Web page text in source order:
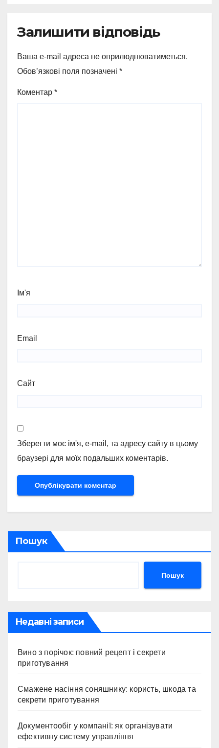
Залишити відповідь
Ваша e-mail адреса не оприлюднюватиметься.
Обов’язкові поля позначені *
Коментар *
Ім'я
Email
Сайт
Зберегти моє ім'я, e-mail, та адресу сайту в цьому
браузері для моїх подальших коментарів.
Пошук
Пошук
Недавні записи
Вино з порічок: повний рецепт і секрети
приготування
Смажене насіння соняшнику: користь, шкода та
секрети приготування
Документообіг у компанії: як організувати
ефективну систему управління